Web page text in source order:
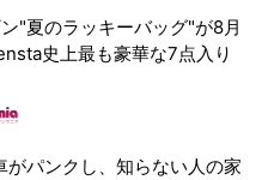
"夏のラッキーバッグ"が8月
史上最も豪華な7点入り
がパンクし、知らない人の家